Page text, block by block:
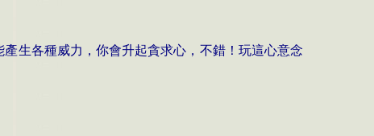
生各種威力，你會升起貪求心，不錯！玩這心意念